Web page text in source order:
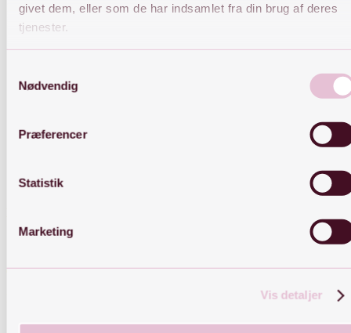
givet dem, eller som de har indsamlet fra din brug af deres
tjenester.
Nødvendig
Præferencer
Statistik
Marketing
Vis detaljer
Hos BYJIINE er det vigtigt at øreringe både kan bæres alene men
også stackes på kryds og tværs af kollektioner. Alle øreringe er lavet
OBS: Kontakt er kun muligt på mail